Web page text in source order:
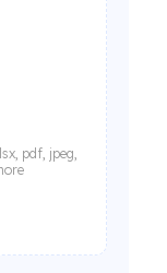
pdf, jpeg,